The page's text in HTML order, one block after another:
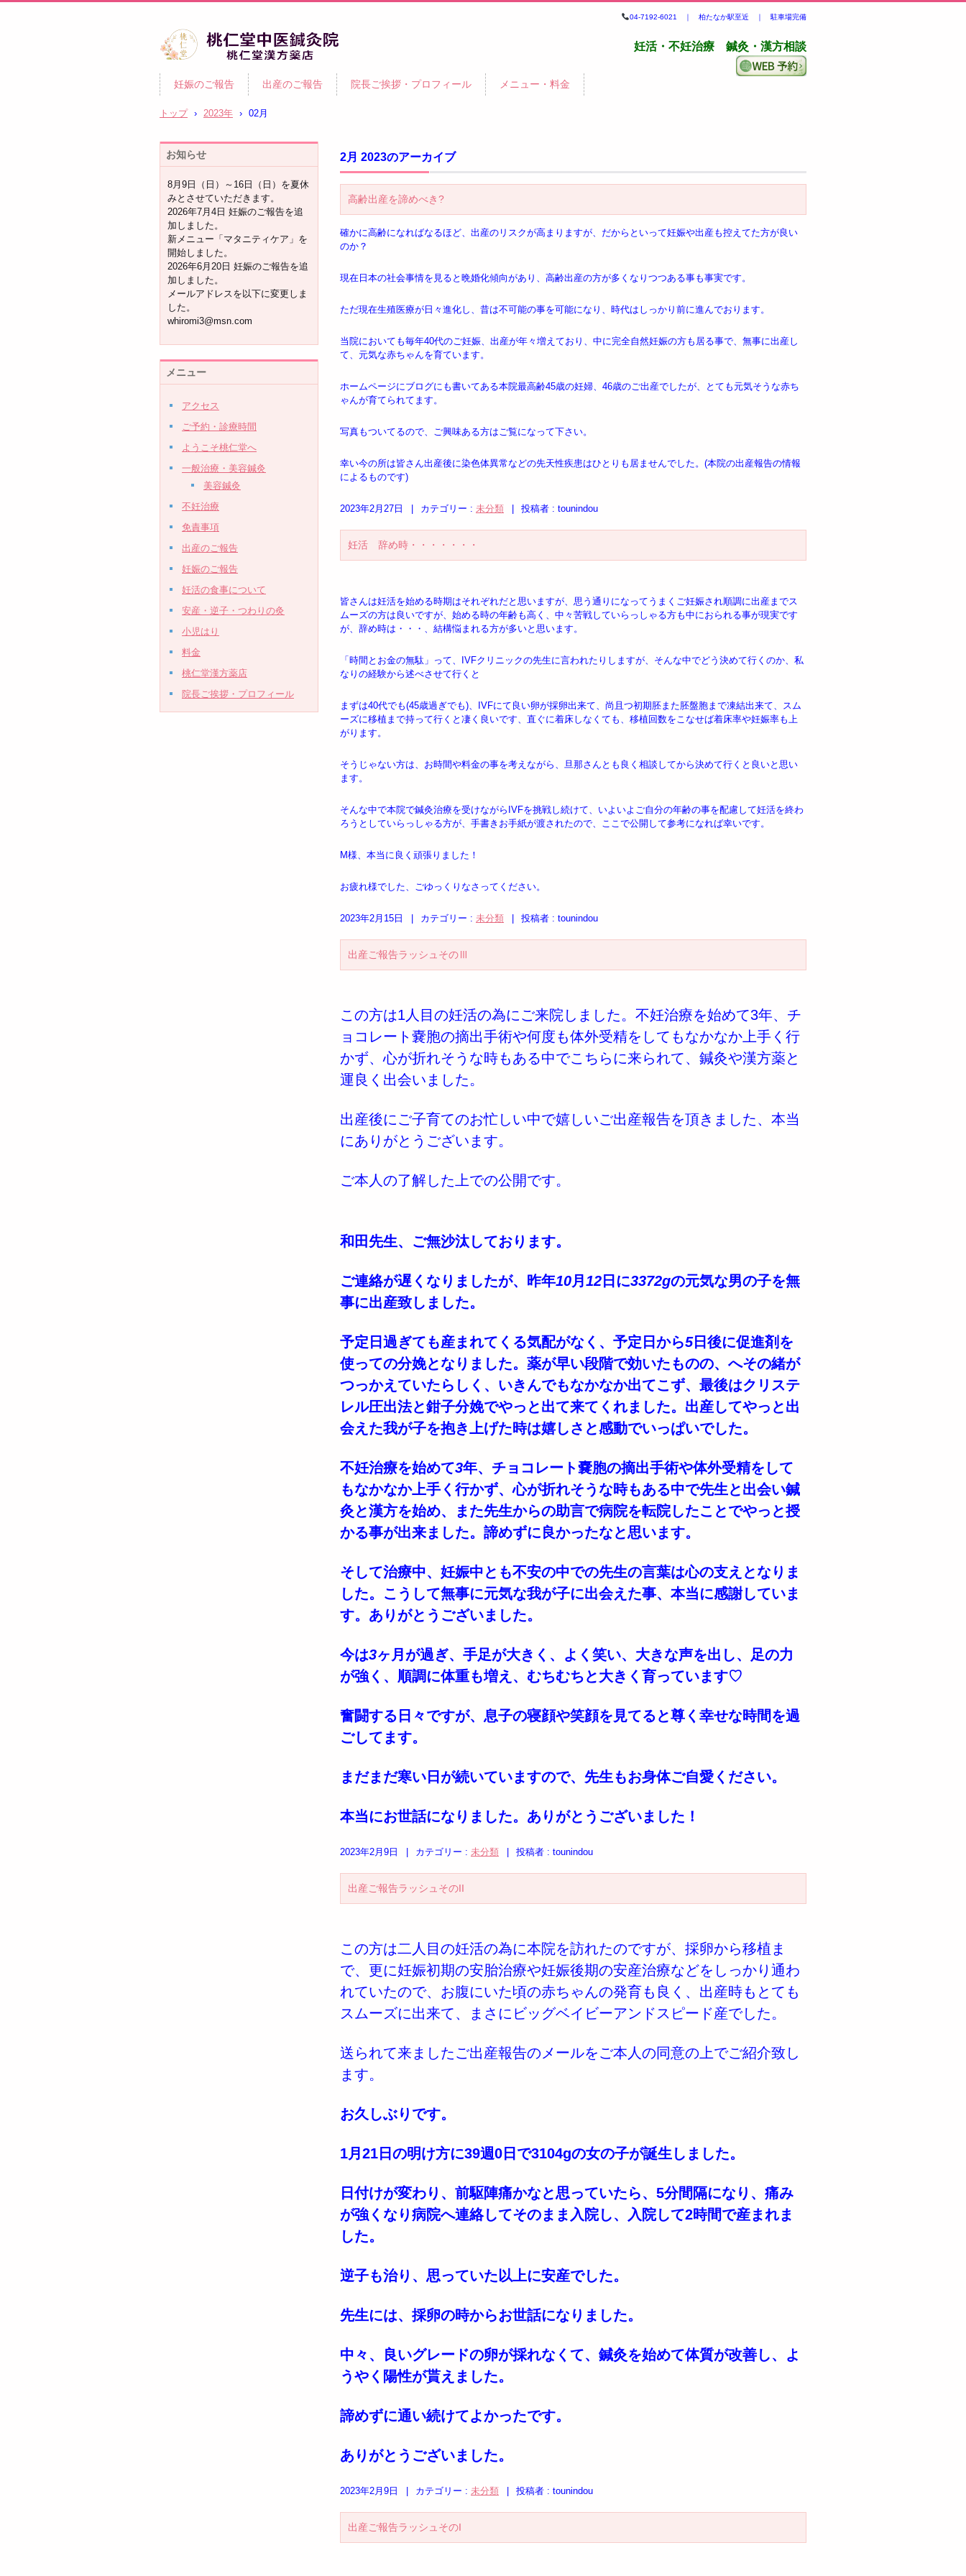
灸・漢方｜桃仁堂中医鍼灸院・
桃仁堂漢方薬店
04-7192-6021 ｜ 柏たなか駅至近 ｜ 駐車場完備
妊活・不妊治療 鍼灸・漢方相談
妊娠のご報告 出産のご報告 院長ご挨拶・プロフィール メニュー・料金
トップ › 2023年 › 02月
2月 2023のアーカイブ
高齢出産を諦めべき?
確かに高齢になればなるほど、出産のリスクが高まりますが、だからといって妊娠や出産も控えてた方が良い
のか？
現在日本の社会事情を見ると晩婚化傾向があり、高齢出産の方が多くなりつつある事も事実です。
ただ現在生殖医療が日々進化し、昔は不可能の事を可能になり、時代はしっかり前に進んでおります。
当院においても毎年40代のご妊娠、出産が年々増えており、中に完全自然妊娠の方も居る事で、無事に出産し
て、元気な赤ちゃんを育ています。
ホームページにブログにも書いてある本院最高齢45歳の妊婦、46歳のご出産でしたが、とても元気そうな赤ち
ゃんが育てられてます。
写真もついてるので、ご興味ある方はご覧になって下さい。
幸い今の所は皆さん出産後に染色体異常などの先天性疾患はひとりも居ませんでした。(本院の出産報告の情報
によるものです)
2023年2月27日 カテゴリー : 未分類 投稿者 : tounindou
妊活 辞め時・・・・・・・
皆さんは妊活を始める時期はそれぞれだと思いますが、思う通りになってうまくご妊娠され順調に出産までス
ムーズの方は良いですが、始める時の年齢も高く、中々苦戦していらっしゃる方も中におられる事が現実です
が、辞め時は・・・、結構悩まれる方が多いと思います。
「時間とお金の無駄」って、IVFクリニックの先生に言われたりしますが、そんな中でどう決めて行くのか、私
なりの経験から述べさせて行くと
まずは40代でも(45歳過ぎでも)、IVFにて良い卵が採卵出来て、尚且つ初期胚また胚盤胞まで凍結出来て、スム
ーズに移植まで持って行くと凄く良いです、直ぐに着床しなくても、移植回数をこなせば着床率や妊娠率も上
がります。
そうじゃない方は、お時間や料金の事を考えながら、旦那さんとも良く相談してから決めて行くと良いと思い
ます。
そんな中で本院で鍼灸治療を受けながらIVFを挑戦し続けて、いよいよご自分の年齢の事を配慮して妊活を終わ
ろうとしていらっしゃる方が、手書きお手紙が渡されたので、ここで公開して参考になれば幸いです。
M様、本当に良く頑張りました！
お疲れ様でした、ごゆっくりなさってください。
2023年2月15日 カテゴリー : 未分類 投稿者 : tounindou
出産ご報告ラッシュそのⅢ
この方は1人目の妊活の為にご来院しました。不妊治療を始めて3年、チ
ョコレート嚢胞の摘出手術や何度も体外受精をしてもなかなか上手く行
かず、心が折れそうな時もある中でこちらに来られて、鍼灸や漢方薬と
運良く出会いました。
出産後にご子育てのお忙しい中で嬉しいご出産報告を頂きました、本当
にありがとうございます。
ご本人の了解した上での公開です。
和田先生、ご無沙汰しております。
ご連絡が遅くなりましたが、昨年10月 12 日に3372gの元気な男の子を無
事に出産致しました。
予定日過ぎても産まれてくる気配がなく、予定日から5日後に促進剤を
使っての分娩となりました。薬が早い段階で効いたものの、へその緒が
つっかえていたらしく、いきんでもなかなか出てこず、最後はクリステ
レル圧出法と鉗子分娩でやっと出て来てくれました。出産してやっと出
会えた我が子を抱き上げた時は嬉しさと感動でいっぱいでした。
不妊治療を始めて3年、チョコレート嚢胞の摘出手術や体外受精をして
もなかなか上手く行かず、心が折れそうな時もある中で先生と出会い鍼
灸と漢方を始め、また先生からの助言で病院を転院したことでやっと授
かる事が出来ました。諦めずに良かったなと思います。
そして治療中、妊娠中とも不安の中での先生の言葉は心の支えとなりま
した。こうして無事に元気な我が子に出会えた事、本当に感謝していま
す。ありがとうございました。
今は3ヶ月が過ぎ、手足が大きく、よく笑い、大きな声を出し、足の力
が強く、順調に体重も増え、むちむちと大きく育っています♡
奮闘する日々ですが、息子の寝顔や笑顔を見てると尊く幸せな時間を過
ごしてます。
まだまだ寒い日が続いていますので、先生もお身体ご自愛ください。
本当にお世話になりました。ありがとうございました！
2023年2月9日 カテゴリー : 未分類 投稿者 : tounindou
出産ご報告ラッシュそのII
この方は二人目の妊活の為に本院を訪れたのですが、採卵から移植ま
で、更に妊娠初期の安胎治療や妊娠後期の安産治療などをしっかり通わ
れていたので、お腹にいた頃の赤ちゃんの発育も良く、出産時もとても
スムーズに出来て、まさにビッグベイビーアンドスピード産でした。
送られて来ましたご出産報告のメールをご本人の同意の上でご紹介致し
ます。
お久しぶりです。
1月21日の明け方に39週0日で3104gの女の子が誕生しました。
日付けが変わり、前駆陣痛かなと思っていたら、5分間隔になり、痛み
が強くなり病院へ連絡してそのまま入院し、入院して2時間で産まれま
した。
逆子も治り、思っていた以上に安産でした。
先生には、採卵の時からお世話になりました。
中々、良いグレードの卵が採れなくて、鍼灸を始めて体質が改善し、よ
うやく陽性が貰えました。
諦めずに通い続けてよかったです。
ありがとうございました。
2023年2月9日 カテゴリー : 未分類 投稿者 : tounindou
出産ご報告ラッシュそのI
お知らせ
8月9日（日）～16日（日）を夏休
みとさせていただきます。
2026年7月4日 妊娠のご報告を追
加しました。
新メニュー「マタニティケア」を
開始しました。
2026年6月20日 妊娠のご報告を追
加しました。
メールアドレスを以下に変更しま
した。
whiromi3@msn.com
メニュー
アクセス
ご予約・診療時間
ようこそ桃仁堂へ
一般治療・美容鍼灸
美容鍼灸
不妊治療
免責事項
出産のご報告
妊娠のご報告
妊活の食事について
安産・逆子・つわりの灸
小児はり
料金
桃仁堂漢方薬店
院長ご挨拶・プロフィール